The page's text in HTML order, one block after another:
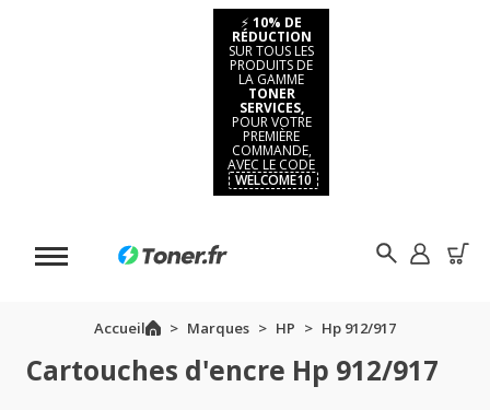
⚡ 10% DE
RÉDUCTION
SUR TOUS LES
PRODUITS DE
LA GAMME
TONER
SERVICES,
POUR VOTRE
PREMIÈRE
COMMANDE,
AVEC LE CODE
WELCOME10
Accueil Marques HP Hp 912/917
Cartouches d'encre Hp 912/917